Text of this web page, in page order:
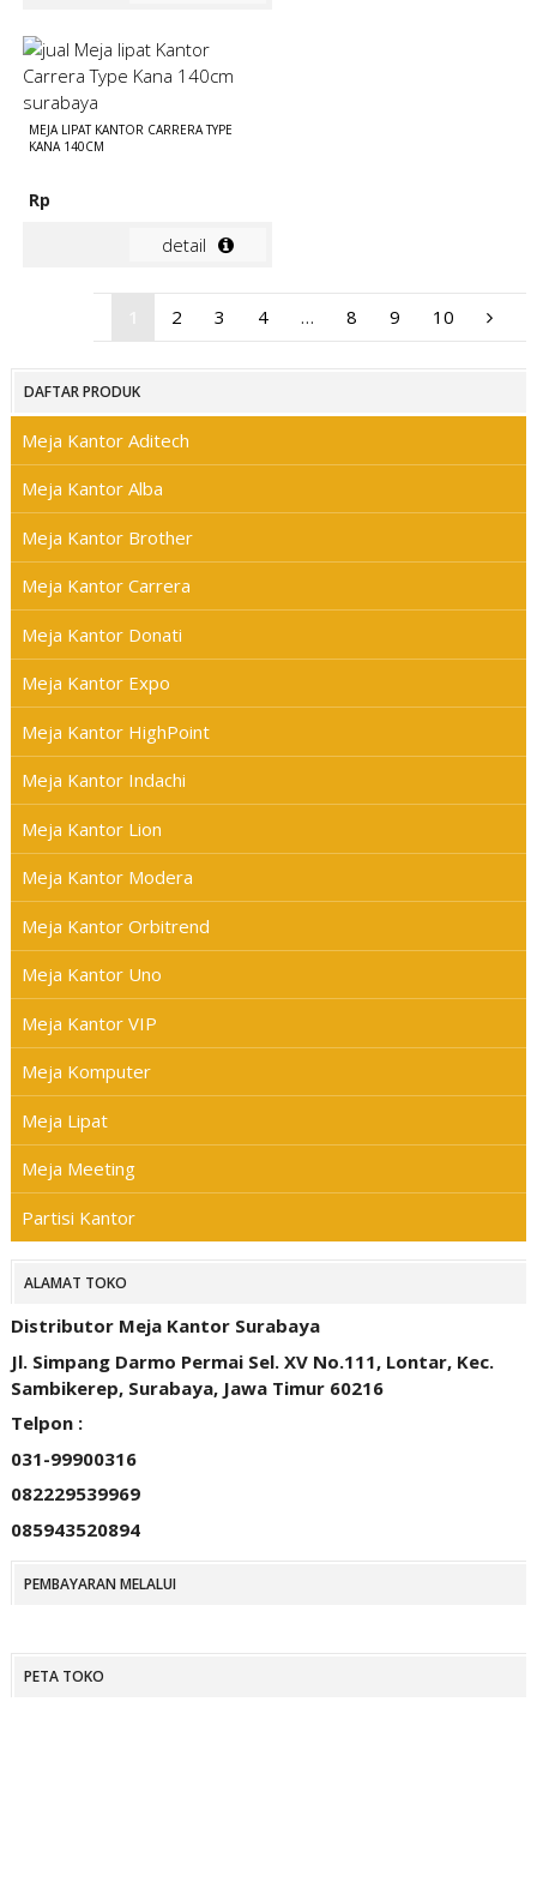
MEJA LIPAT KANTOR CARRERA TYPE
KANA 140CM
Rp
detail
2 3 4 … 8 9 10
DAFTAR PRODUK
Meja Kantor Aditech
Meja Kantor Alba
Meja Kantor Brother
Meja Kantor Carrera
Meja Kantor Donati
Meja Kantor Expo
Meja Kantor HighPoint
Meja Kantor Indachi
Meja Kantor Lion
Meja Kantor Modera
Meja Kantor Orbitrend
Meja Kantor Uno
Meja Kantor VIP
Meja Komputer
Meja Lipat
Meja Meeting
Partisi Kantor
ALAMAT TOKO
Distributor Meja Kantor Surabaya
Jl. Simpang Darmo Permai Sel. XV No.111, Lontar, Kec.
Sambikerep, Surabaya, Jawa Timur 60216
Telpon :
031-99900316
082229539969
085943520894
PEMBAYARAN MELALUI
PETA TOKO